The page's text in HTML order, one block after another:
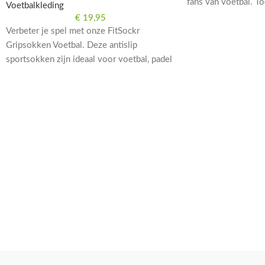
Voetbalkleding
€19,95
Verbeter je spel met onze FitSockr
Gripsokken Voetbal. Deze antislip
sportsokken zijn ideaal voor voetbal, padel
fans van voetbal.